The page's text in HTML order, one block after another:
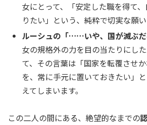
女にとって、「安定した職を得て
りたい」という、純粋で切実な願い
ルーシュの「……いや、国が滅ぶだ
女の規格外の力を目の当たりにし
て、その言葉は「国家を転覆させ
を、常に手元に置いておきたい」
えてしまいます。
この二人の間にある、絶望的なまでの